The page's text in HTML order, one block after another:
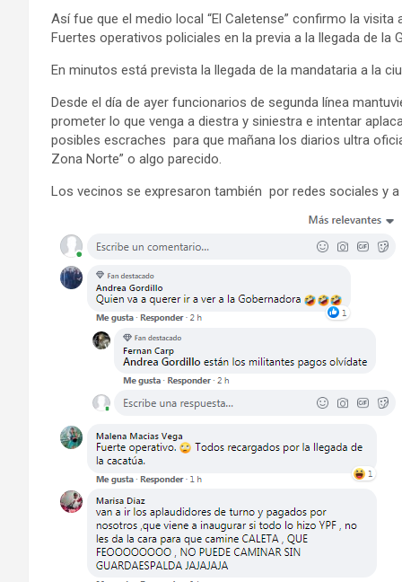
Así fue que el medio local “El Caletense” confirmo la
Fuertes operativos policiales en la previa a la llegada de la
En minutos está prevista la llegada de la mandataria a la
Desde el día de ayer funcionarios de segunda línea
prometer lo que venga a diestra y siniestra e intentar
posibles escraches para que mañana los diarios ultra
Zona Norte” o algo parecido.
Los vecinos se expresaron también por redes sociales y